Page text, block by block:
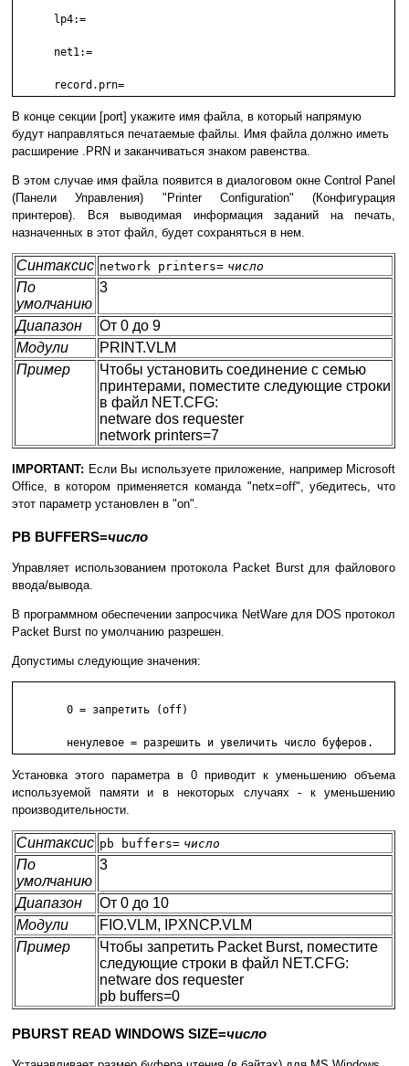
      lp4:=
      net1:=
      record.prn=
В конце секции [port] укажите имя файла, в который напрямую
будут направляться печатаемые файлы. Имя файла должно иметь
расширение .PRN и заканчиваться знаком равенства.
В этом случае имя файла появится в диалоговом окне Control Panel
(Панели Управления) "Printer Configuration" (Конфигурация
принтеров). Вся выводимая информация заданий на печать,
назначенных в этот файл, будет сохраняться в нем.
Синтаксис network printers= число
По
умолчанию
3
Диапазон
От 0 до 9
Модули
PRINT.VLM
Пример
Чтобы установить соединение с семью
принтерами, поместите следующие строки
в файл NET.CFG:
netware dos requester
network printers=7
IMPORTANT: Если Вы используете приложение, например Microsoft
Office, в котором применяется команда "netx=off", убедитесь, что
этот параметр установлен в "on".
PB BUFFERS=число
Управляет использованием протокола Packet Burst для файлового
ввода/вывода.
В программном обеспечении запросчика NetWare для DOS протокол
Packet Burst по умолчанию разрешен.
Допустимы следующие значения:
        0 = запретить (off)
        ненулевое = разрешить и увеличить число буферов.
Установка этого параметра в 0 приводит к уменьшению объема
используемой памяти и в некоторых случаях - к уменьшению
производительности.
Синтаксис pb buffers= число
По
умолчанию
3
Диапазон
От 0 до 10
Модули
FIO.VLM, IPXNCP.VLM
Пример
Чтобы запретить Packet Burst, поместите
следующие строки в файл NET.CFG:
netware dos requester
pb buffers=0
PBURST READ WINDOWS SIZE=число